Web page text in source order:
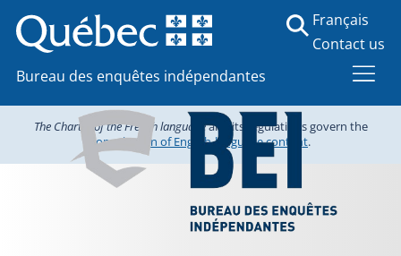
Bureau des enquêtes indépendantes
Français
Contact us
The Charter of the French languageand its regulations govern the
consultation of English-language content.